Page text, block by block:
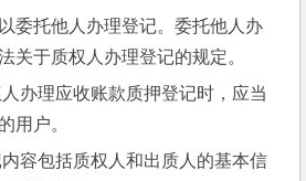
托他人办理登记。委托他人办
关于质权人办理登记的规定。
理应收账款质押登记时，应当
用户。
容包括质权人和出质人的基本信